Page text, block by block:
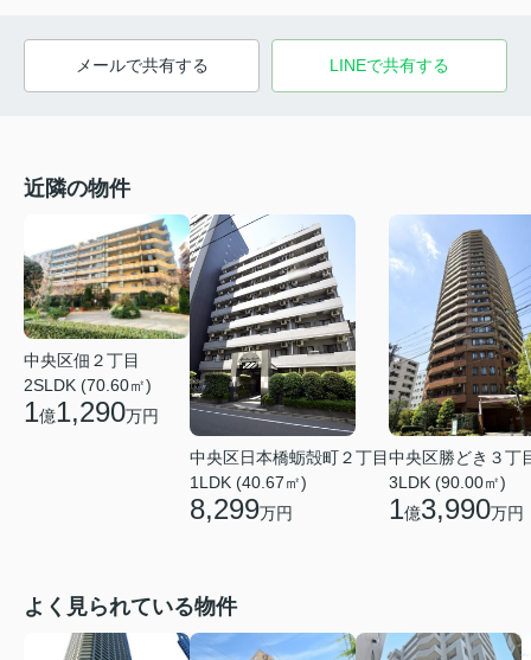
メールで共有する LINEで共有する
近隣の物件
中央区佃２丁目
2SLDK (70.60㎡)
1億1,290万円
中央区日本橋蛎殻町２丁目
1LDK (40.67㎡)
8,299万円
中央区勝どき３丁
3LDK (90.00㎡)
1億3,990万円
よく見られている物件